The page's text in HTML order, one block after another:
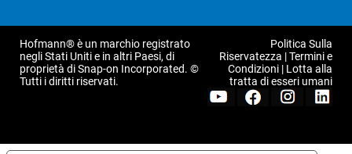
Hofmann® è un marchio registrato
negli Stati Uniti e in altri Paesi, di
proprietà di Snap-on Incorporated. ©
Tutti i diritti riservati.
Politica Sulla
Riservatezza |Termini e
Condizioni | Lotta alla
tratta di esseri umani